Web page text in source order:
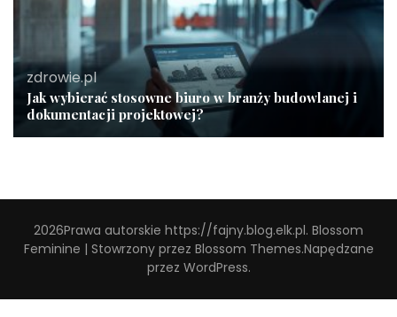
zdrowie.pl
Jak wybierać stosowne biuro w branży budowlanej i
dokumentacji projektowej?
2026Prawa autorskie https://fajny.blog.elk.pl. Blossom
Feminine | Stowrzony przez Blossom Themes.Napędzane
przez WordPress.